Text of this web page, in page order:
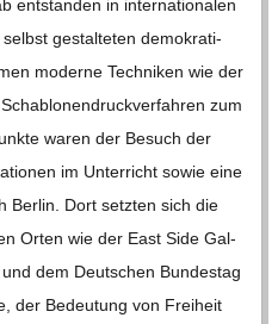
ent­stan­den in inter­na­tio­na­len
gestal­te­ten demo­kra­ti­
moderne Tech­ni­ken wie der
zum
waren der Besuch der
im Unter­richt sowie eine
Ber­lin. Dort setz­ten sich die
Orten wie der East Side Gal­
dem Deut­schen Bun­des­tag
der Bedeu­tung von Frei­heit